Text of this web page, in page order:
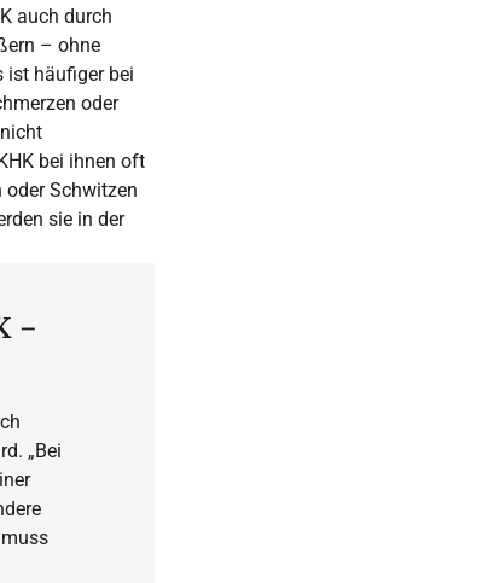
auch durch
– ohne
ist häufiger bei
oder
bei ihnen oft
oder Schwitzen
sie in der
–
„Bei